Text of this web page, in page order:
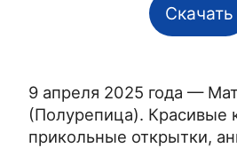
Скачать
9 апреля 2025 года —
(Полурепица). Красивые
прикольные открытки,